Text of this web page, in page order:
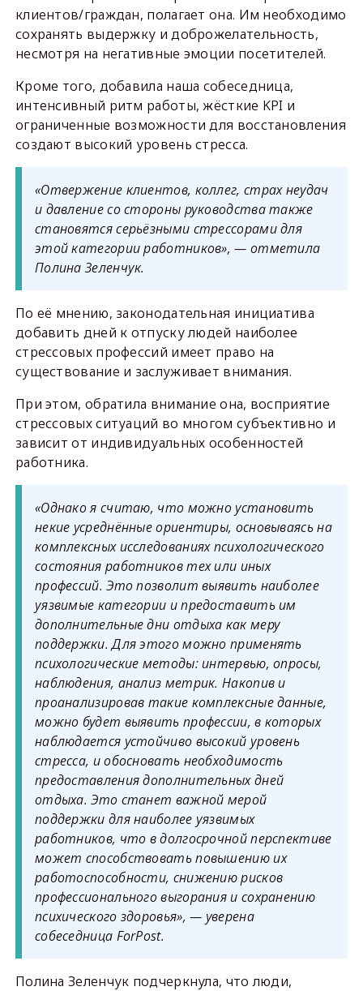
клиентов/граждан, полагает она. Им необходимо
сохранять выдержку и доброжелательность,
несмотря на негативные эмоции посетителей.
Кроме того, добавила наша собеседница,
интенсивный ритм работы, жёсткие KPI и
ограниченные возможности для восстановления
создают высокий уровень стресса.
«Отвержение клиентов, коллег, страх неудач
и давление со стороны руководства также
становятся серьёзными стрессорами для
этой категории работников», — отметила
Полина Зеленчук.
По её мнению, законодательная инициатива
добавить дней к отпуску людей наиболее
стрессовых профессий имеет право на
существование и заслуживает внимания.
При этом, обратила внимание она, восприятие
стрессовых ситуаций во многом субъективно и
зависит от индивидуальных особенностей
работника.
«Однако я считаю, что можно установить
некие усреднённые ориентиры, основываясь на
комплексных исследованиях психологического
состояния работников тех или иных
профессий. Это позволит выявить наиболее
уязвимые категории и предоставить им
дополнительные дни отдыха как меру
поддержки. Для этого можно применять
психологические методы: интервью, опросы,
наблюдения, анализ метрик. Накопив и
проанализировав такие комплексные данные,
можно будет выявить профессии, в которых
наблюдается устойчиво высокий уровень
стресса, и обосновать необходимость
предоставления дополнительных дней
отдыха. Это станет важной мерой
поддержки для наиболее уязвимых
работников, что в долгосрочной перспективе
может способствовать повышению их
работоспособности, снижению рисков
профессионального выгорания и сохранению
психического здоровья», — уверена
собеседница ForPost.
Полина Зеленчук подчеркнула, что люди,